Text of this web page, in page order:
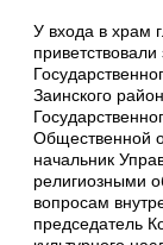
У входа в храм
Заинского
Общественной
начальник
религиозными
вопросам
председатель